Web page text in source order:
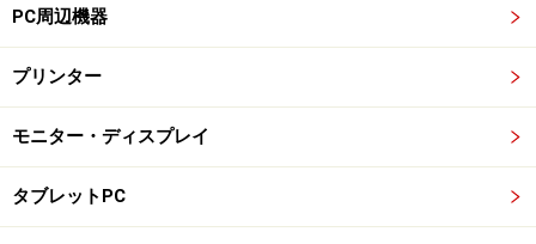
PC周辺機器
プリンター
モニター・ディスプレイ
タブレットPC